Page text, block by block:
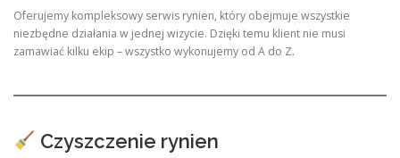
Oferujemy kompleksowy serwis rynien, który obejmuje wszystkie
niezbędne działania w jednej wizycie. Dzięki temu klient nie musi
zamawiać kilku ekip – wszystko wykonujemy od A do Z.
Czyszczenie rynien